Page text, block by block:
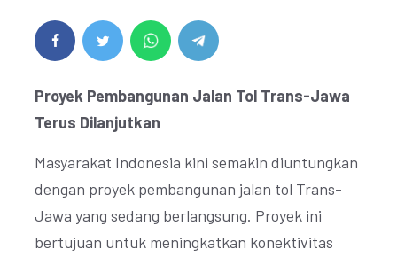
Proyek Pembangunan Jalan Tol Trans-Jawa
Terus Dilanjutkan
Masyarakat Indonesia kini semakin diuntungkan
dengan proyek pembangunan jalan tol Trans-
Jawa yang sedang berlangsung. Proyek ini
bertujuan untuk meningkatkan konektivitas